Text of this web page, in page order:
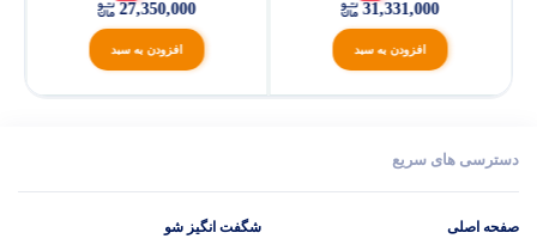
افزودن به سبد
31,331,000
افزودن به سبد
27,350,000
دسترسی های سریع
صفحه اصلی شگفت انگیز شو